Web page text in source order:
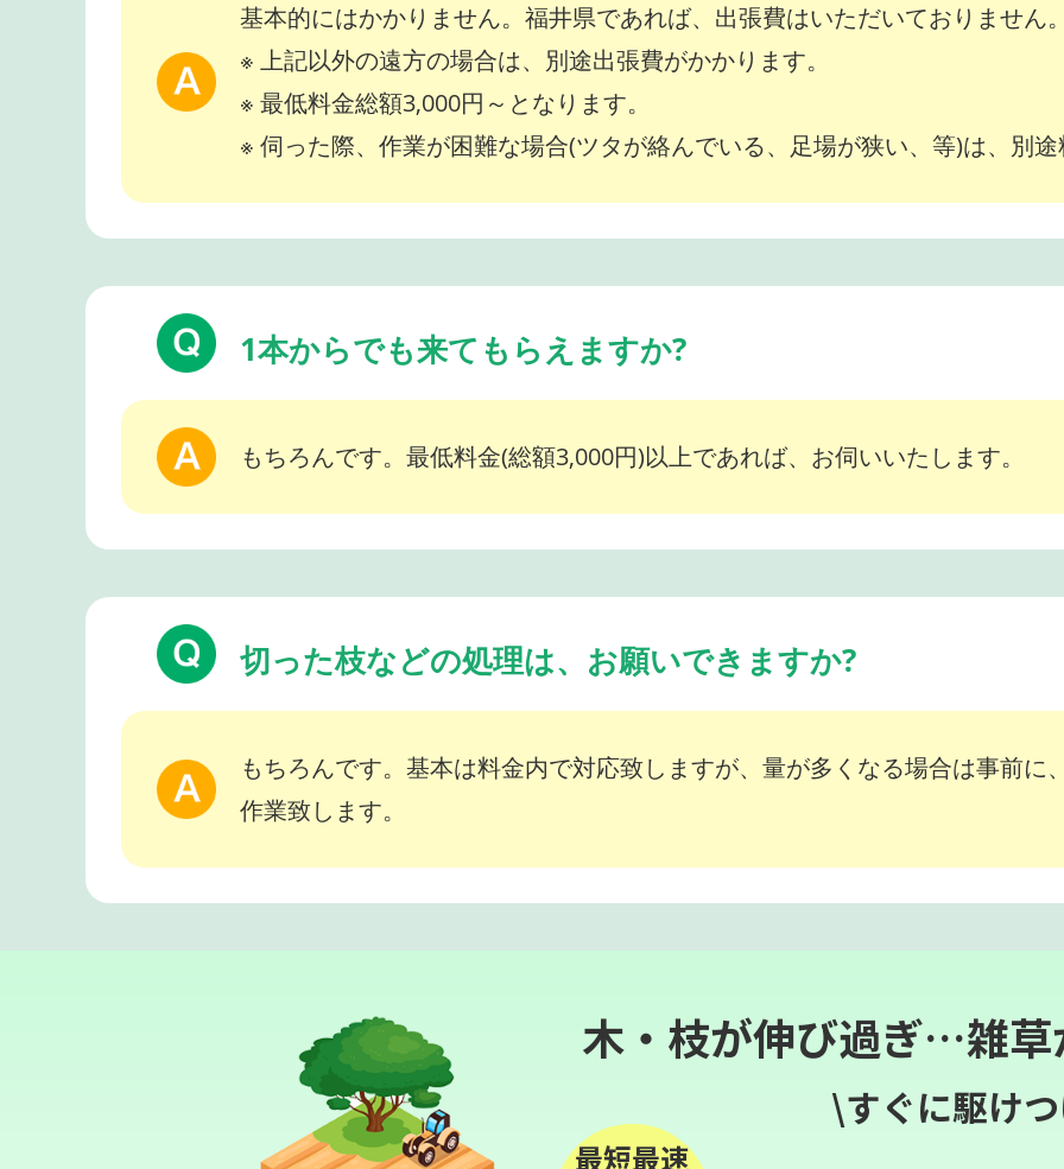
基本的にはかかりません。福井県であれば、出張費はいただいておりません
※ 上記以外の遠方の場合は、別途出張費がかかります。
※ 最低料金総額3,000円～となります。
※ 伺った際、作業が困難な場合(ツタが絡んでいる、足場が狭い、等)は、別
1本からでも来てもらえますか?
もちろんです。最低料金(総額3,000円)以上であれば、お伺いいたします。
切った枝などの処理は、お願いできますか?
もちろんです。基本は料金内で対応致しますが、量が多くなる場合は事前に
作業致します。
木・枝が伸び過ぎ…雑
最短最速
\すぐに駆け